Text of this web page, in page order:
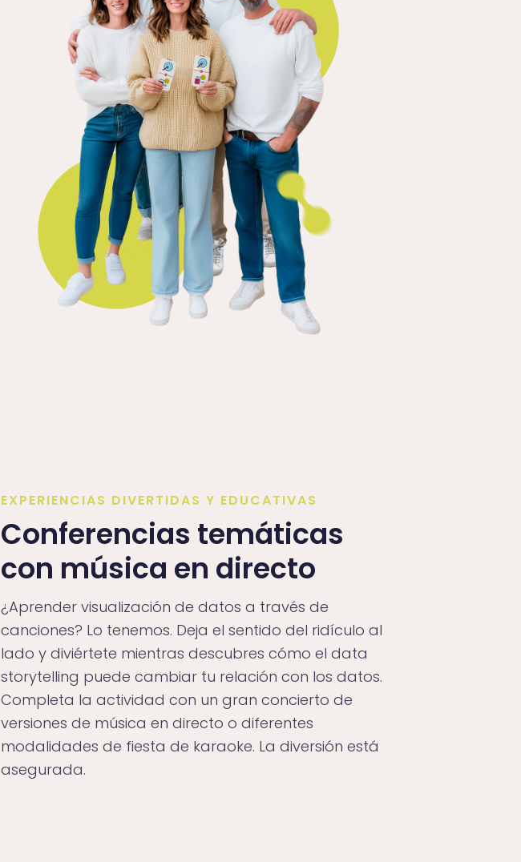
EXPERIENCIAS DIVERTIDAS Y EDUCATIVAS
Conferencias temáticas
con música en directo
¿Aprender visualización de datos a través de
canciones? Lo tenemos. Deja el sentido del ridículo al
lado y diviértete mientras descubres cómo el data
storytelling puede cambiar tu relación con los datos.
Completa la actividad con un gran concierto de
versiones de música en directo o diferentes
modalidades de fiesta de karaoke. La diversión está
asegurada.